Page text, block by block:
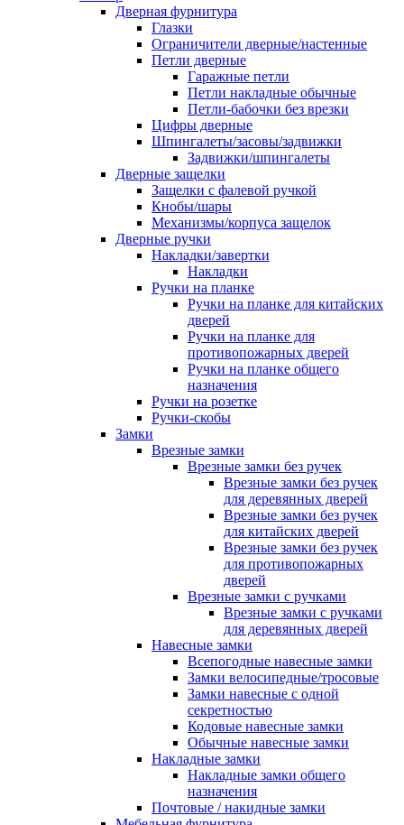
Дверная фурнитура
Глазки
Ограничители дверные/настенные
Петли дверные
Гаражные петли
Петли накладные обычные
Петли-бабочки без врезки
Цифры дверные
Шпингалеты/засовы/задвижки
Задвижки/шпингалеты
Дверные защелки
Защелки с фалевой ручкой
Кнобы/шары
Механизмы/корпуса защелок
Дверные ручки
Накладки/завертки
Накладки
Ручки на планке
Ручки на планке для китайских
дверей
Ручки на планке для
противопожарных дверей
Ручки на планке общего
назначения
Ручки на розетке
Ручки-скобы
Замки
Врезные замки
Врезные замки без ручек
Врезные замки без ручек
для деревянных дверей
Врезные замки без ручек
для китайских дверей
Врезные замки без ручек
для противопожарных
дверей
Врезные замки с ручками
Врезные замки с ручками
для деревянных дверей
Навесные замки
Всепогодные навесные замки
Замки велосипедные/тросовые
Замки навесные с одной
секретностью
Кодовые навесные замки
Обычные навесные замки
Накладные замки
Накладные замки общего
назначения
Почтовые / накидные замки